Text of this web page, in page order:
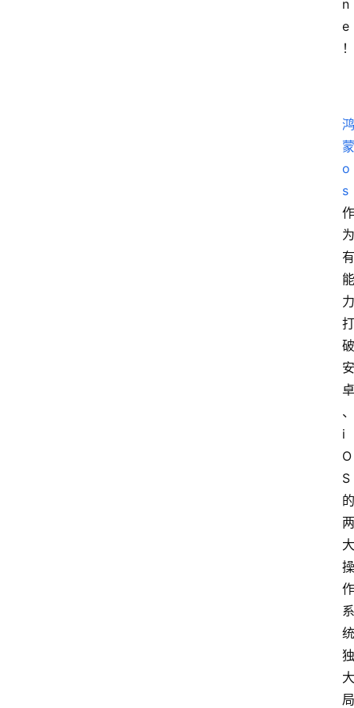
n
e
！
鸿
蒙
o
s
作
为
有
能
力
打
破
安
卓
、
i
O
S
的
两
大
操
作
系
统
独
大
局